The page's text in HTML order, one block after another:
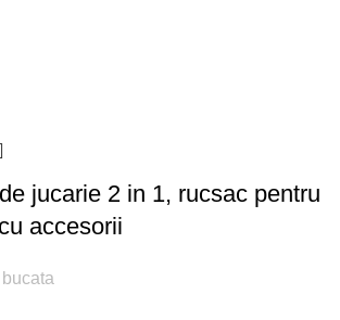
jucarie 2 in 1, rucsac pentru
accesorii
bucata